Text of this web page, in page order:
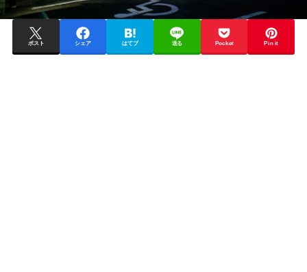
ポスト シェア はてブ 送る Pocket Pin it